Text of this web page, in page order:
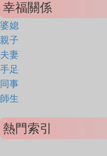
幸福關係
婆媳
親子
夫妻
手足
同事
師生
熱門索引